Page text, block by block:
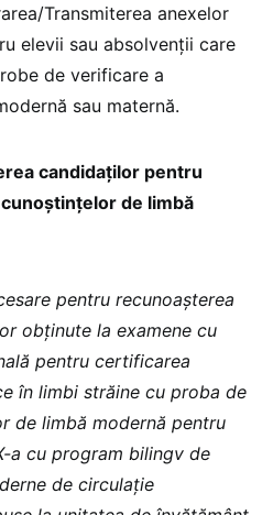
Transmiterea anexelor
elevii sau absolvenţii care
de verificare a
sau maternă.
candidaţilor pentru
de limbă
pentru recunoașterea
obținute la examene cu
pentru certificarea
în limbi străine cu proba de
de limbă modernă pentru
a cu program bilingv de
de circulaţie